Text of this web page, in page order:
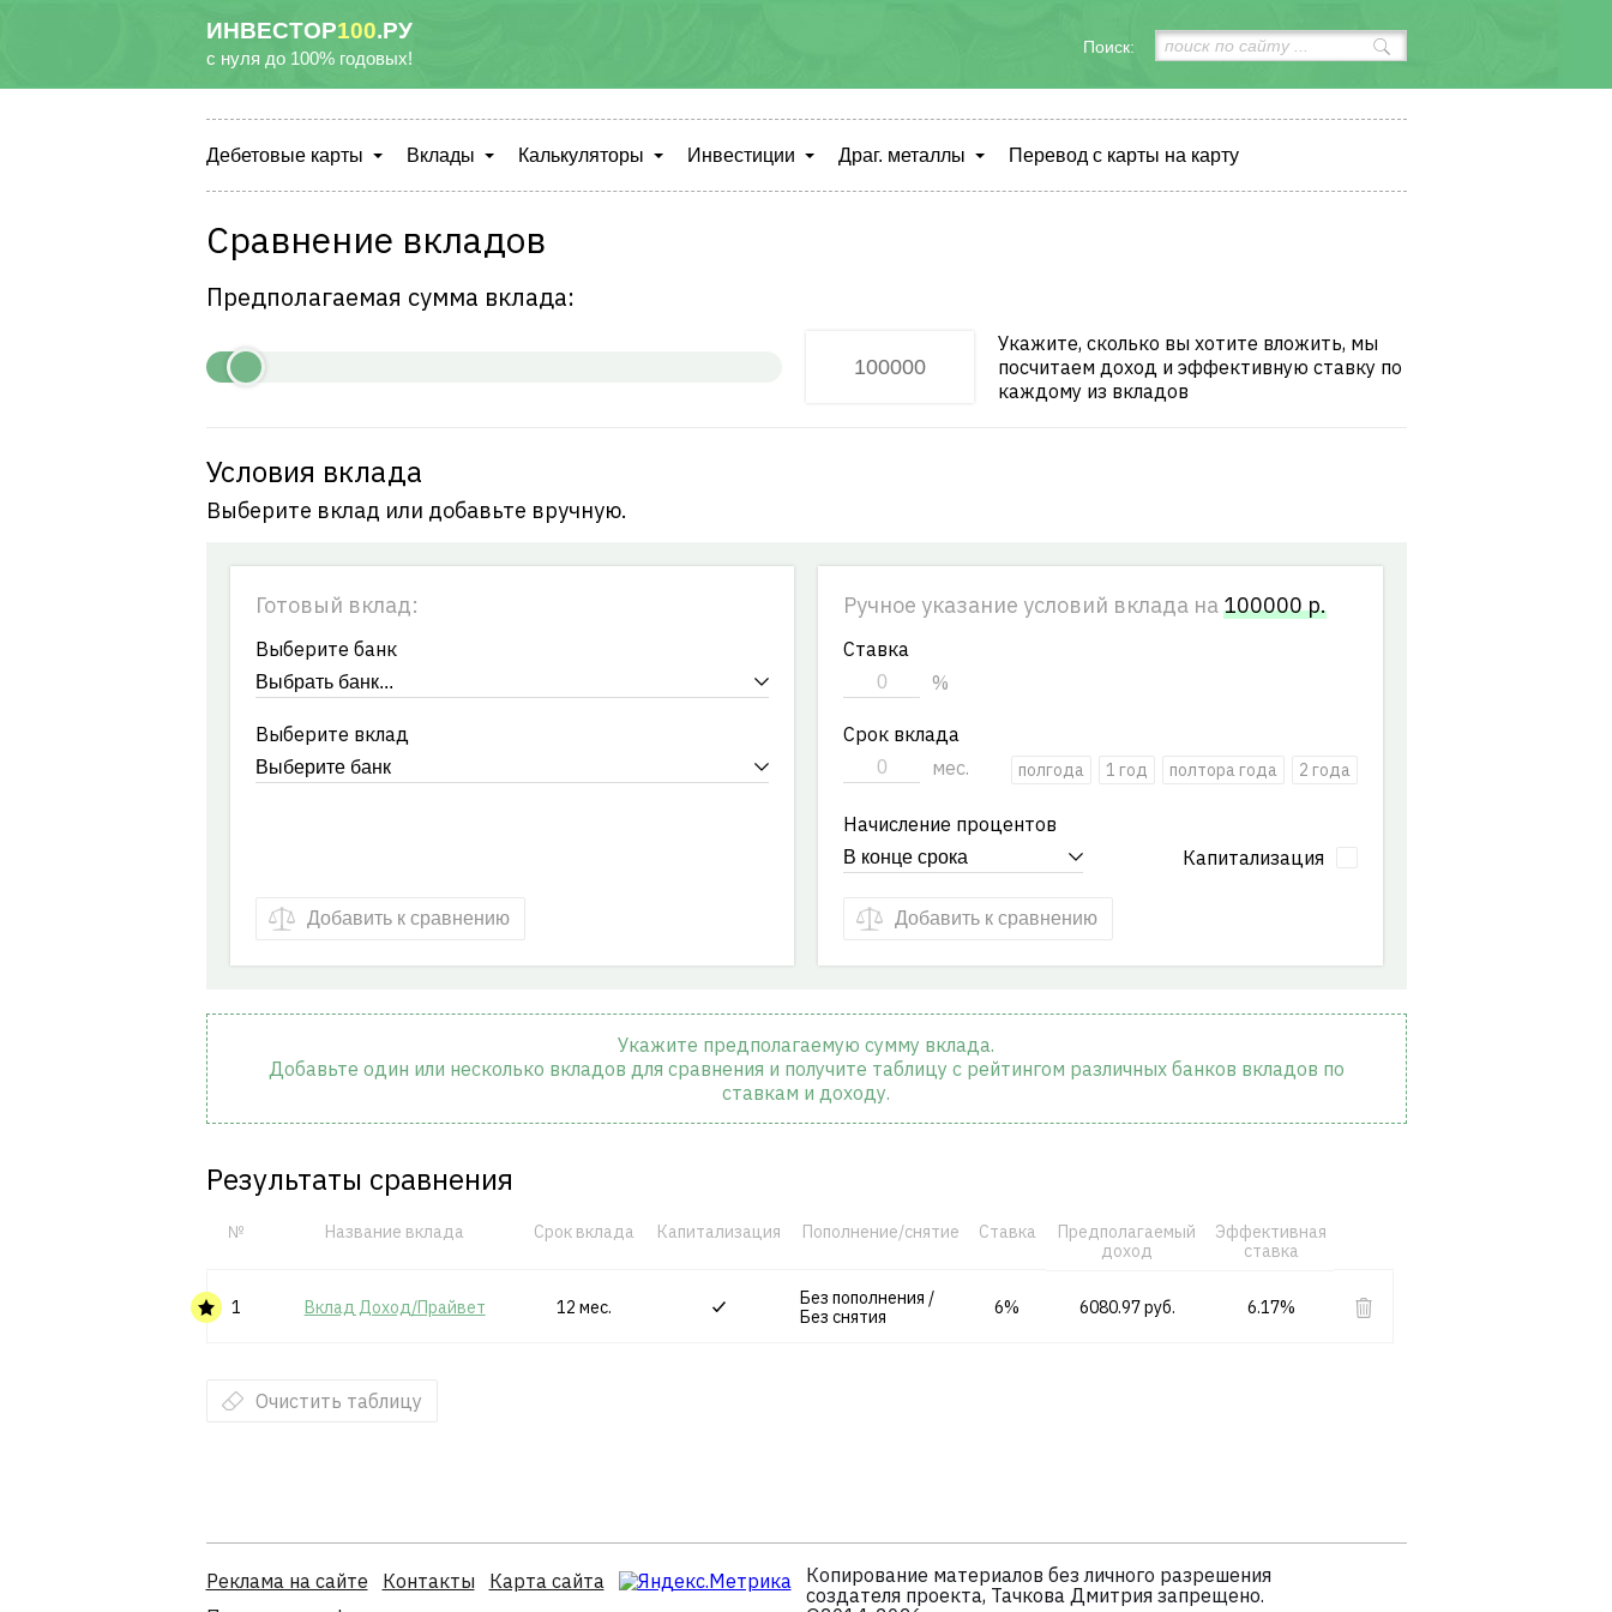
ИНВЕСТОР100.РУ
с нуля до 100% годовых!
Поиск:
Дебетовые карты Вклады Калькуляторы Инвестиции Драг. металлы Перевод с карты на карту
Сравнение вкладов
Предполагаемая сумма вклада:
Укажите, сколько вы хотите вложить, мы
посчитаем доход и эффективную ставку по
каждому из вкладов
Условия вклада
Выберите вклад или добавьте вручную.
Готовый вклад:
Выберите банк
Выберите вклад
Добавить к сравнению
Ручное указание условий вклада на100000р.
Ставка
%
Срок вклада
мес.
полгода 1 год полтора года 2 года
Начисление процентов
Капитализация
Добавить к сравнению
Укажите предполагаемую сумму вклада.
Добавьте один или несколько вкладов для сравнения и получите таблицу с рейтингом различных банков вкладов по
ставкам и доходу.
Результаты сравнения
№ Название вклада Срок вклада Капитализация Пополнение/снятие Ставка
Предполагаемый
доход
Эффективная
ставка
1 Вклад Доход/Прайвет 12 мес.
Без пополнения /
Без снятия
6% 6080.97 руб. 6.17%
Очистить таблицу
Реклама на сайте Контакты
Карта сайта
Копирование материалов без личного разрешения
создателя проекта, Тачкова Дмитрия запрещено.